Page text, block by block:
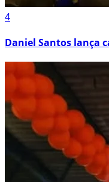
4
Daniel Santos lança